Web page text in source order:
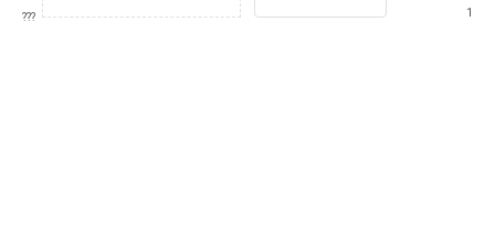
???
1